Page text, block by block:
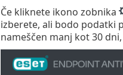
Če kliknete ikono zobnika
izberete, ali bodo podatki
nameščen manj kot 30